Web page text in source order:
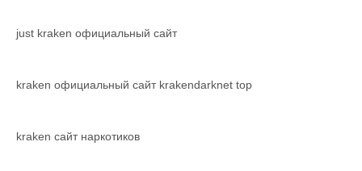
just kraken официальный сайт
kraken официальный сайт krakendarknet top
kraken сайт наркотиков